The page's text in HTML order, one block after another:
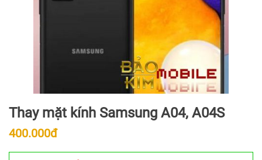
Thay mặt kính Samsung A04, A04S
400.000đ